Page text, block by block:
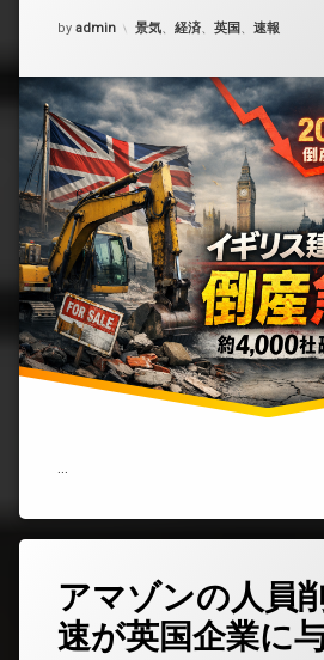
Updated on 2026年2月17日
by admin カテゴリー:
景気、 経済、 英国 、 速報
…
ぞ
ギ
リ
ス
の
建
設
会
社
倒
産
件
数
が“ヤ
バ
い”理
アマゾンの人員
速が英国企業に
コ
メ
ン
ト